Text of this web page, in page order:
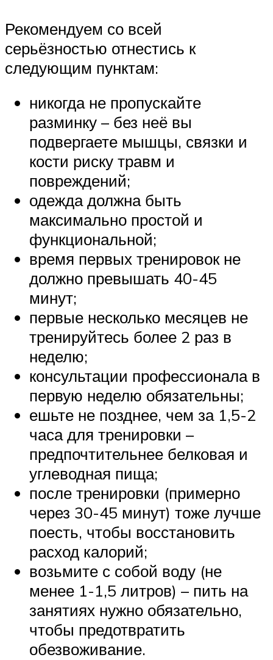
Рекомендуем со всей
серьёзностью отнестись к
следующим пунктам:
никогда не пропускайте
разминку – без неё вы
подвергаете мышцы, связки и
кости риску травм и
повреждений;
одежда должна быть
максимально простой и
функциональной;
время первых тренировок не
должно превышать 40-45
минут;
первые несколько месяцев не
тренируйтесь более 2 раз в
неделю;
консультации профессионала в
первую неделю обязательны;
ешьте не позднее, чем за 1,5-2
часа для тренировки –
предпочтительнее белковая и
углеводная пища;
после тренировки (примерно
через 30-45 минут) тоже лучше
поесть, чтобы восстановить
расход калорий;
возьмите с собой воду (не
менее 1-1,5 литров) – пить на
занятиях нужно обязательно,
чтобы предотвратить
обезвоживание.